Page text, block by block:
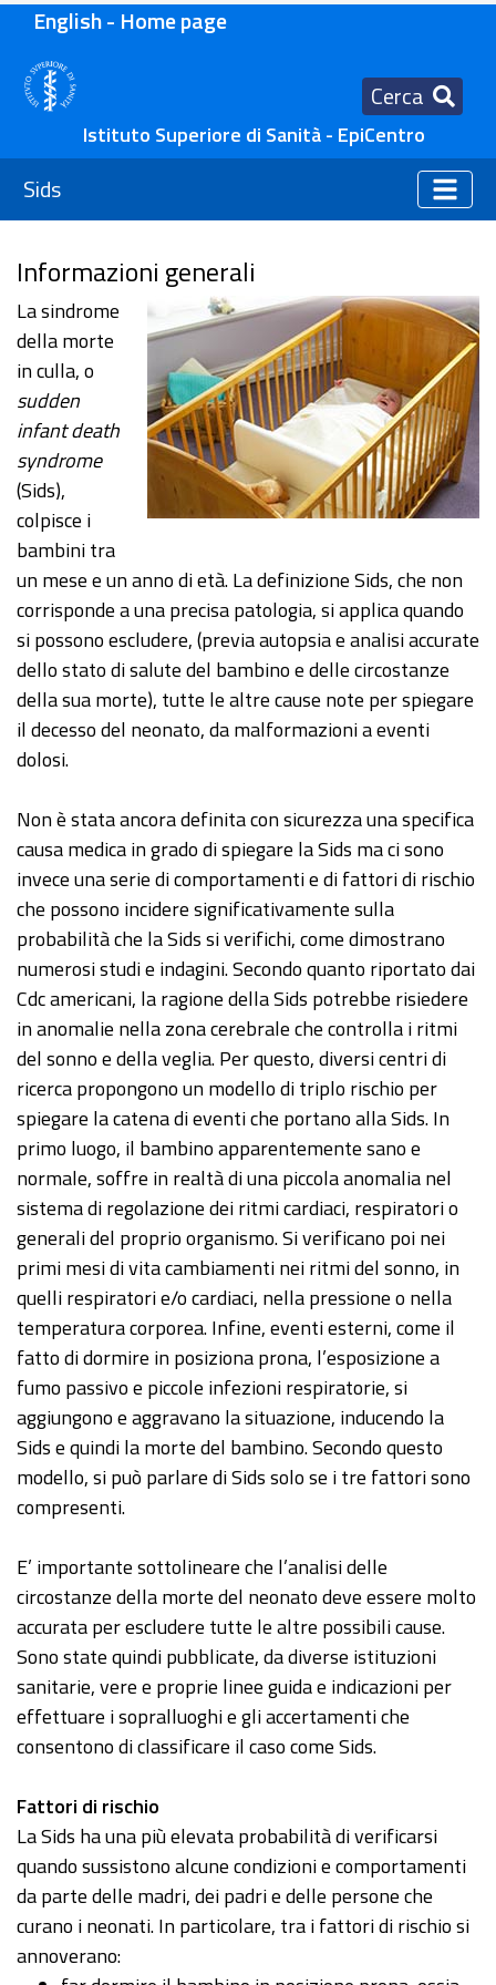
English - Home page
Cerca
Istituto Superiore di Sanità - EpiCentro
Sids
Informazioni generali
La sindrome
della morte
in culla, o
sudden
infant death
syndrome
(Sids),
colpisce i
bambini tra
un mese e un anno di età. La definizione Sids, che non
corrisponde a una precisa patologia, si applica quando
si possono escludere, (previa autopsia e analisi accurate
dello stato di salute del bambino e delle circostanze
della sua morte), tutte le altre cause note per spiegare
il decesso del neonato, da malformazioni a eventi
dolosi.
Non è stata ancora definita con sicurezza una specifica
causa medica in grado di spiegare la Sids ma ci sono
invece una serie di comportamenti e di fattori di rischio
che possono incidere significativamente sulla
probabilità che la Sids si verifichi, come dimostrano
numerosi studi e indagini. Secondo quanto riportato dai
Cdc americani, la ragione della Sids potrebbe risiedere
in anomalie nella zona cerebrale che controlla i ritmi
del sonno e della veglia. Per questo, diversi centri di
ricerca propongono un modello di triplo rischio per
spiegare la catena di eventi che portano alla Sids. In
primo luogo, il bambino apparentemente sano e
normale, soffre in realtà di una piccola anomalia nel
sistema di regolazione dei ritmi cardiaci, respiratori o
generali del proprio organismo. Si verificano poi nei
primi mesi di vita cambiamenti nei ritmi del sonno, in
quelli respiratori e/o cardiaci, nella pressione o nella
temperatura corporea. Infine, eventi esterni, come il
fatto di dormire in posiziona prona, l’esposizione a
fumo passivo e piccole infezioni respiratorie, si
aggiungono e aggravano la situazione, inducendo la
Sids e quindi la morte del bambino. Secondo questo
modello, si può parlare di Sids solo se i tre fattori sono
compresenti.
E’ importante sottolineare che l’analisi delle
circostanze della morte del neonato deve essere molto
accurata per escludere tutte le altre possibili cause.
Sono state quindi pubblicate, da diverse istituzioni
sanitarie, vere e proprie linee guida e indicazioni per
effettuare i sopralluoghi e gli accertamenti che
consentono di classificare il caso come Sids.
Fattori di rischio
La Sids ha una più elevata probabilità di verificarsi
quando sussistono alcune condizioni e comportamenti
da parte delle madri, dei padri e delle persone che
curano i neonati. In particolare, tra i fattori di rischio si
annoverano: